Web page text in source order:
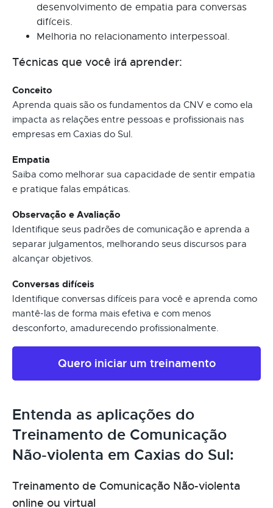
desenvolvimento de empatia para conversas
difíceis.
Melhoria no relacionamento interpessoal.
Técnicas que você irá aprender:
Conceito
Aprenda quais são os fundamentos da CNV e como ela
impacta as relações entre pessoas e profissionais nas
empresas em Caxias do Sul.
Empatia
Saiba como melhorar sua capacidade de sentir empatia
e pratique falas empáticas.
Observação e Avaliação
Identifique seus padrões de comunicação e aprenda a
separar julgamentos, melhorando seus discursos para
alcançar objetivos.
Conversas difíceis
Identifique conversas difíceis para você e aprenda como
mantê-las de forma mais efetiva e com menos
desconforto, amadurecendo profissionalmente.
Quero iniciar um treinamento
Entenda as aplicações do
Treinamento de Comunicação
Não-violenta em Caxias do Sul:
Treinamento de Comunicação Não-violenta
online ou virtual